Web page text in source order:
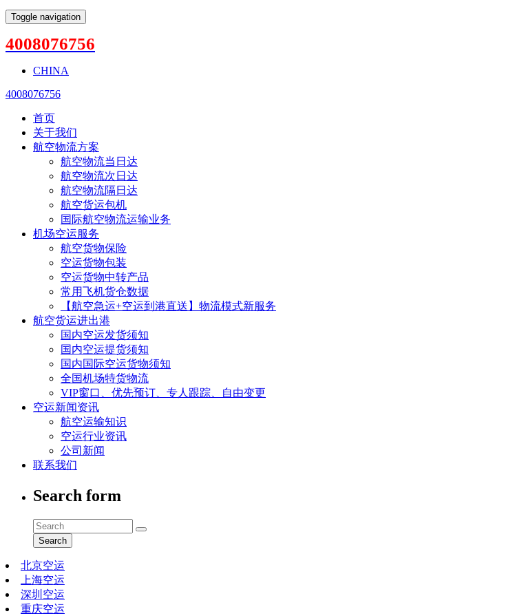
Toggle navigation
4008076756
CHINA
4008076756
首页
关于我们
航空物流方案
航空物流当日达
航空物流次日达
航空物流隔日达
航空货运包机
国际航空物流运输业务
机场空运服务
航空货物保险
空运货物包装
空运货物中转产品
常用飞机货仓数据
【航空急运+空运到港直送】物流模式新服务
航空货运进出港
国内空运发货须知
国内空运提货须知
国内国际空运货物须知
全国机场特货物流
VIP窗口、优先预订、专人跟踪、自由变更
空运新闻资讯
航空运输知识
空运行业资讯
公司新闻
联系我们
Search form
Search
北京空运
上海空运
深圳空运
重庆空运